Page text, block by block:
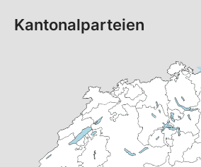
Kantonalparteien